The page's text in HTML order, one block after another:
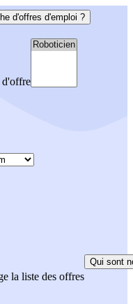
d'offres d'emploi ?
d'offre
la liste des offres
Qui sont